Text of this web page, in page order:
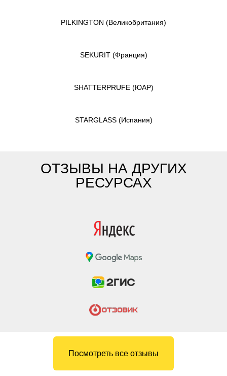
PILKINGTON (Великобритания)
SEKURIT (Франция)
SHATTERPRUFE (ЮАР)
STARGLASS (Испания)
ОТЗЫВЫ НА ДРУГИХ
РЕСУРСАХ
Посмотреть все отзывы